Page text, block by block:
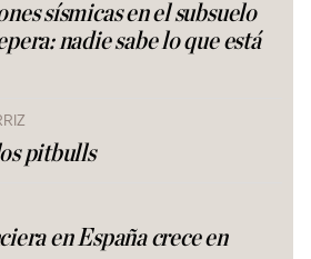
sísmicas en el subsuelo
nadie sabe lo que está
pitbulls
en España crece en